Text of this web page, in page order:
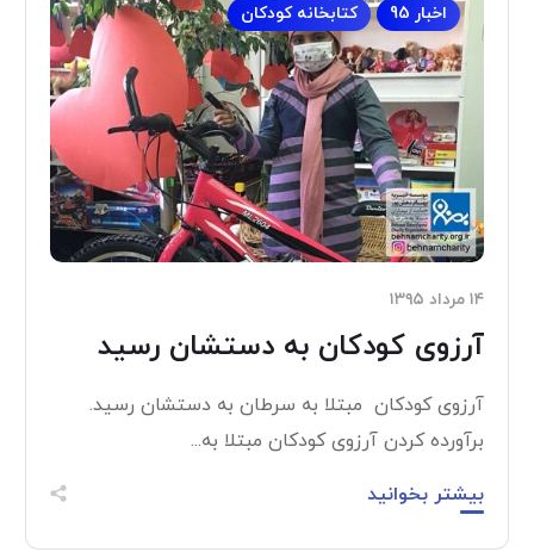
اخبار 95 کتابخانه کودکان
۱۴ مرداد ۱۳۹۵
آرزوی کودکان به دستشان رسید
آرزوی کودکان مبتلا به سرطان به دستشان رسید.
برآورده کردن آرزوی کودکان مبتلا به...
بیشتر بخوانید